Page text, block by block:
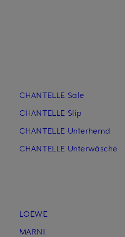
CHANTELLE Sale
CHANTELLE Slip
CHANTELLE Unterhemd
CHANTELLE Unterwäsche
LOEWE
MARNI